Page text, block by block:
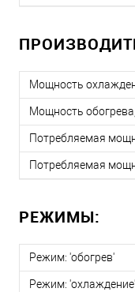
Мощность
Мощность
Потребляемая
Потребляемая
РЕЖИМЫ:
Режим: 'обогрев'
Режим: 'охлаждение'